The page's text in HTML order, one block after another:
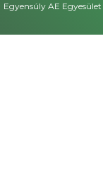
Egyensúly AE Egyesület